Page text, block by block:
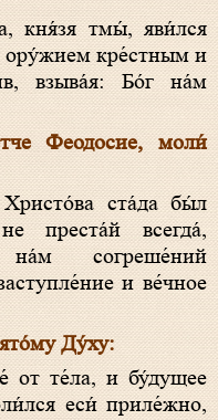
ору́жием кре́стным и
взыва́я: Бо́г на́м
Феодосие, моли́
преста́й всегда́,
на́м согреше́ний
и ве́чное
Ду́ху:
еси́ приле́жно,